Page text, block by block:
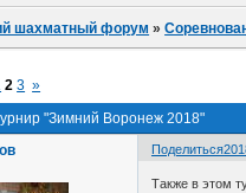
шахматный форум »
"Зимний Воронеж 2018"
2 3 »
Поделиться
Также в этом